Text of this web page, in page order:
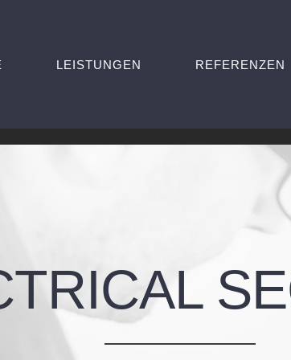
LEISTUNGEN REFERENZEN